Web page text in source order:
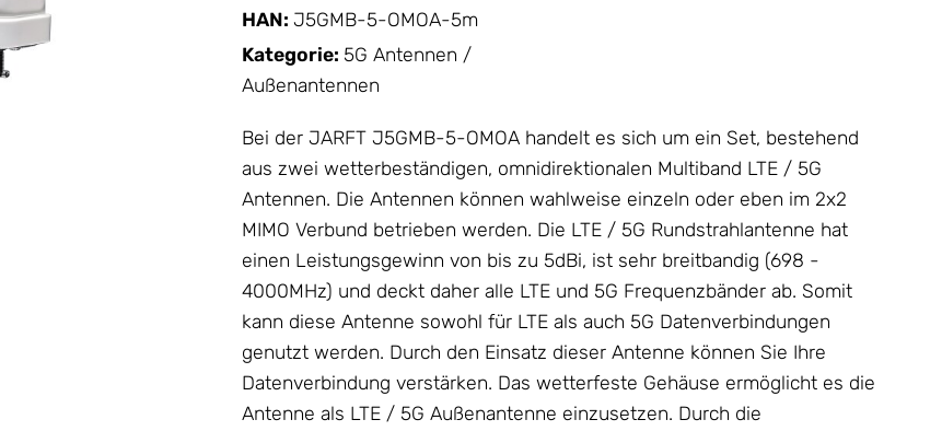
HAN: J5GMB-5-OMOA-5m
Kategorie: 5G Antennen /
Außenantennen
Bei der JARFT J5GMB-5-OMOA handelt es sich um ein Set, bestehend
aus zwei wetterbeständigen, omnidirektionalen Multiband LTE / 5G
Antennen. Die Antennen können wahlweise einzeln oder eben im 2x2
MIMO Verbund betrieben werden. Die LTE / 5G Rundstrahlantenne hat
einen Leistungsgewinn von bis zu 5dBi, ist sehr breitbandig (698 -
4000MHz) und deckt daher alle LTE und 5G Frequenzbänder ab. Somit
kann diese Antenne sowohl für LTE als auch 5G Datenverbindungen
genutzt werden. Durch den Einsatz dieser Antenne können Sie Ihre
Datenverbindung verstärken. Das wetterfeste Gehäuse ermöglicht es die
Antenne als LTE / 5G Außenantenne einzusetzen. Durch die